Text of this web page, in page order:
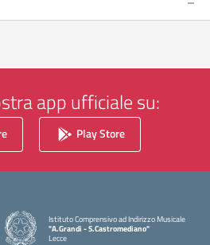
app ufficiale su:
Play Store
Istituto Comprensivo ad Indirizzo Musicale
"A.Grandi - S.Castromediano"
Lecce